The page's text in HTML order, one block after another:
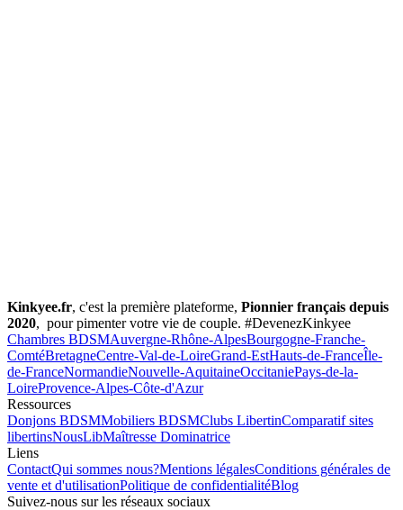
Kinkyee.fr, c'est la première plateforme, Pionnier français depuis
2020, pour pimenter votre vie de couple. #DevenezKinkyee
Chambres BDSMAuvergne-Rhône-AlpesBourgogne-Franche-
ComtéBretagneCentre-Val-de-LoireGrand-EstHauts-de-FranceÎle-
de-FranceNormandieNouvelle-AquitaineOccitaniePays-de-la-
LoireProvence-Alpes-Côte-d'Azur
Ressources
Donjons BDSMMobiliers BDSMClubs LibertinComparatif sites
libertinsNousLibMaîtresse Dominatrice
Liens
ContactQui sommes nous?Mentions légalesConditions générales de
vente et d'utilisationPolitique de confidentialitéBlog
Suivez-nous sur les réseaux sociaux